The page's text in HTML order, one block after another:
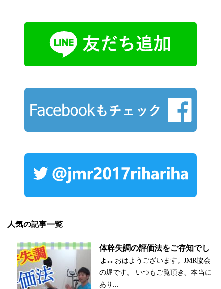
人気の記事一覧
体幹失調の評価法をご存知でし
ょ... おはようございます。JMR協会
の堀です。 いつもご覧頂き、本当に
あり...